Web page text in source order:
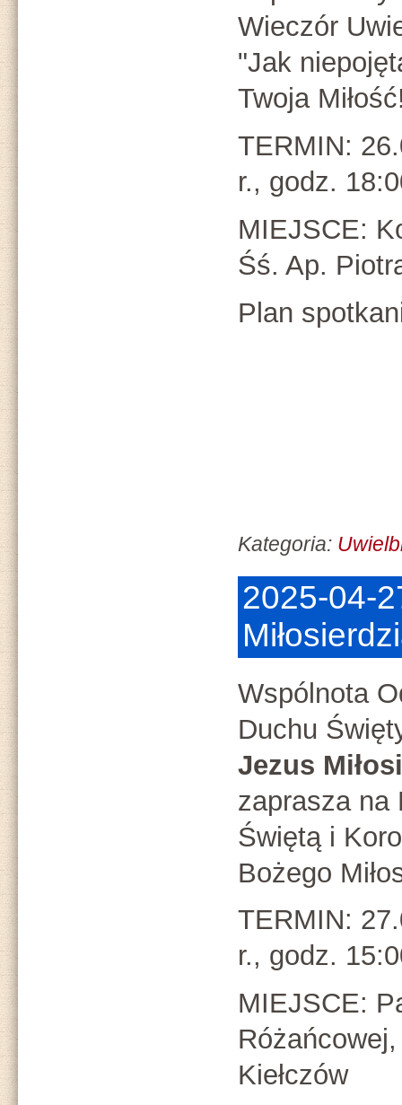
Wieczór
"Jak
Twoja
TERMIN:
r., godz.
MIEJSCE:
Śś. Ap.
Plan
Kategoria:
2025-04-
Wspólnota
Duchu
Jezus
zaprasza na
Świętą i
Bożego
TERMIN:
r., godz.
MIEJSCE:
Kiełczów